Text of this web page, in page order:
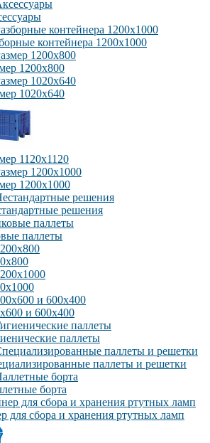
контейнера 1200х1000
1200х800
1020х640
1120х1120
1200х1000
решения
паллеты
и 600х400
паллеты
паллеты и решетки
борта
для сбора и хранения ртутных ламп